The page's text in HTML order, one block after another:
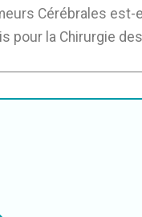
Cérébrales est-
pour la Chirurgie